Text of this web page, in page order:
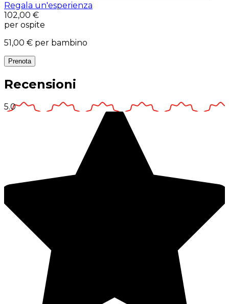
Regala un'esperienza
102,00 €
per ospite
51,00 € per bambino
Prenota
Recensioni
5.0